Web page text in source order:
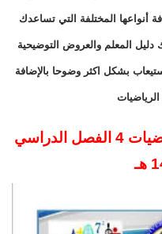
أنواعها المختلفة التي تساعدك
المعلم والعروض التوضيحية
بشكل اكثر وضوحا بالإضافة
تحضير فواز الحربي مادة الرياضيات 4 الفصل الدراسي